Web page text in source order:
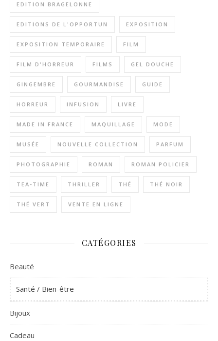
EDITION BRAGELONNE
EDITIONS DE L'OPPORTUN EXPOSITION
EXPOSITION TEMPORAIRE FILM
FILM D'HORREUR FILMS GEL DOUCHE
GINGEMBRE GOURMANDISE GUIDE
HORREUR INFUSION LIVRE
MADE IN FRANCE MAQUILLAGE MODE
MUSÉE NOUVELLE COLLECTION PARFUM
PHOTOGRAPHIE ROMAN ROMAN POLICIER
TEA-TIME THRILLER THÉ THÉ NOIR
THÉ VERT VENTE EN LIGNE
CATÉGORIES
Beauté
Santé / Bien-être
Bijoux
Cadeau